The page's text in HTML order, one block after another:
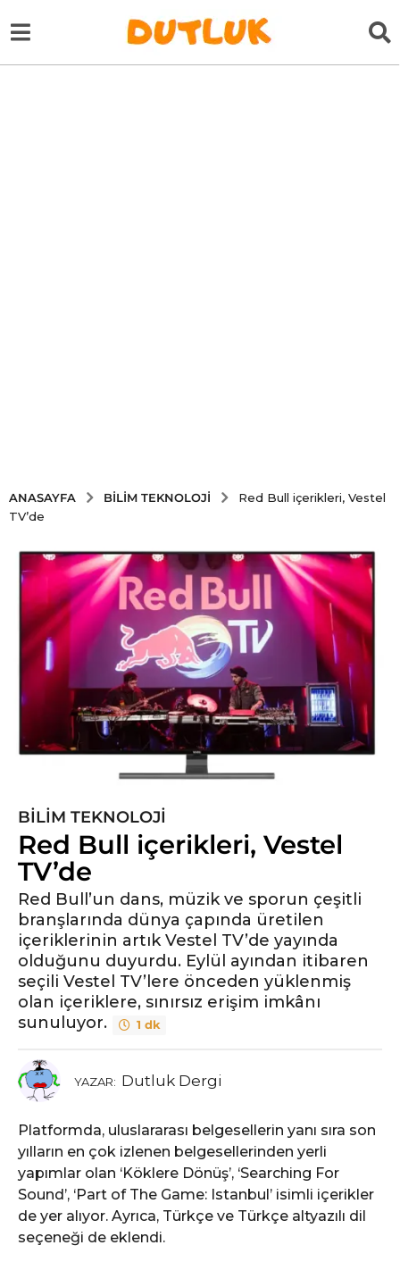
ANASAYFA BILIM TEKNOLOJI
Red Bull içerikleri, Vestel
TV’de
5
y
ı
ö
n
c
e
5
y
ı
ö
n
e
BILIM TEKNOLOJI
Red Bull içerikleri, Vestel
TV’de
Red Bull’un dans, müzik ve sporun çeşitli
branşlarında dünya çapında üretilen
içeriklerinin artık Vestel TV’de yayında
olduğunu duyurdu. Eylül ayından itibaren
seçili Vestel TV’lere önceden yüklenmiş
olan içeriklere, sınırsız erişim imkânı
sunuluyor.
1 dk
YAZAR: Dutluk Dergi
Platformda, uluslararası belgesellerin yanı sıra son
yılların en çok izlenen belgesellerinden yerli
yapımlar olan ‘Köklere Dönüş’, ‘Searching For
Sound’, ‘Part of The Game: Istanbul’ isimli içerikler
de yer alıyor. Ayrıca, Türkçe ve Türkçe altyazılı dil
seçeneği de eklendi.